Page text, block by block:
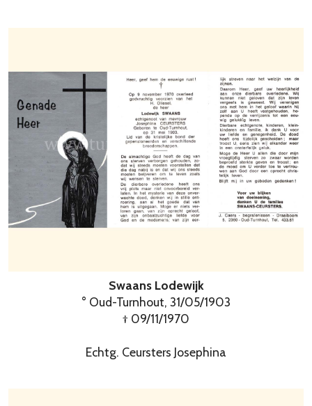
Swaans Lodewijk
° Oud-Turnhout, 31/05/1903
† 09/11/1970
Echtg. Ceursters Josephina